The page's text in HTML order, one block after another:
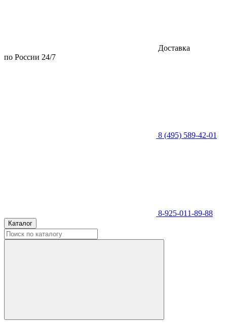
Доставка
по России 24/7
8 (495) 589-42-01
8-925-011-89-88
Каталог